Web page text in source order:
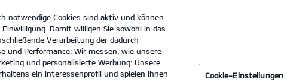
Autohaus Bleker GmbH Tel. :
notwendige Cookies sind aktiv und können
Damit willigen Sie sowohl in das
Verarbeitung der dadurch
und Performance: Wir messen, wie unsere
und personalisierte Werbung: Unsere
ein Interessenprofil und spielen Ihnen
Cookie-Einstellungen